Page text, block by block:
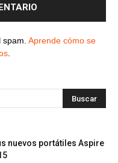
Aprende cómo se
nuevos portátiles Aspire